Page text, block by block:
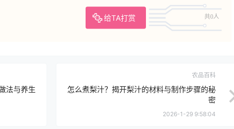
给TA打赏 共0人
法与养生
农品百科
怎么煮梨汁？揭开梨汁的材料与制作步骤的秘
密
2026-1-29 9:58:04